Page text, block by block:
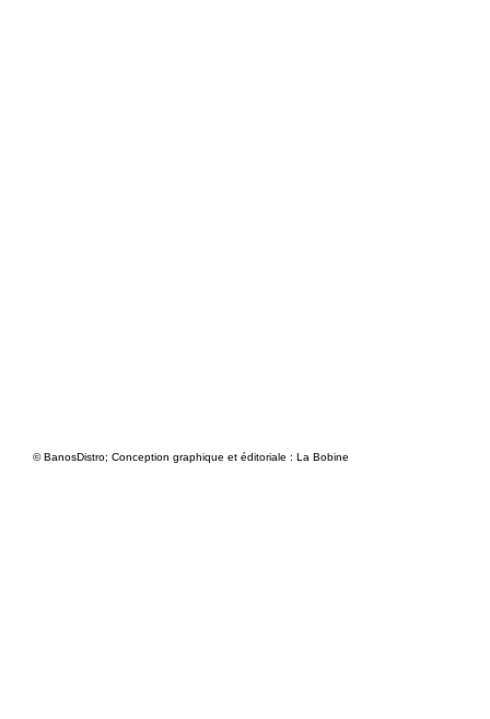
© BanosDistro; Conception graphique et éditoriale : La Bobine